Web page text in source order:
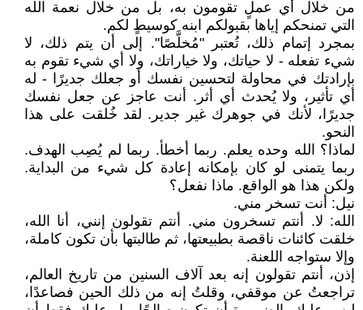
من خلال أي عملٍ تقومون به، بل من خلال نعمة الله
التي تمنحكم إياها بقبولكم ابنه كوسيطٍ لكم.
بمجرد إتمام ذلك، تُعتبر "مُخلَّصًا". إلى أن يتم ذلك، لا
شيء تفعله - لا حياتك، ولا خياراتك، ولا أي شيء تقوم به
بإرادتك في محاولة لتحسين نفسك أو جعلك جديرًا - له
أي تأثير، ولا يُحدث أي أثر. أنت عاجز عن جعل نفسك
جديرًا، لأنك في جوهرك غير جدير. لقد خُلقت على هذا
النحو.
لماذا؟ الله وحده يعلم. ربما أخطأ. ربما لم يُصِب الهدف.
ربما يتمنى لو كان بإمكانه إعادة كل شيء من البداية.
ولكن هذا هو الواقع. ماذا نفعل؟
نيل: أنت تسخر مني.
الله: لا. أنتم تسخرون مني. أنتم تقولون إنني، أنا الله،
خلقت كائنات ناقصة بطبيعتها، ثم طالبتها بأن تكون كاملة،
وإلا ستواجه اللعنة.
إذن، أنتم تقولون إنه بعد آلاف السنين من تاريخ العالم،
تراجعتُ عن موقفي، وقلتُ إنه من ذلك الحين فصاعدًا،